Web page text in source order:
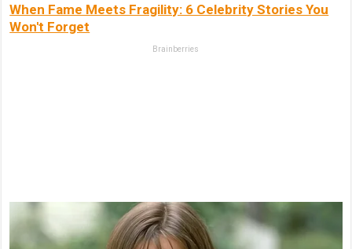
When Fame Meets Fragility: 6 Celebrity Stories You
Won't Forget
Brainberries